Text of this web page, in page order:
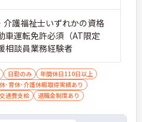
護福祉士いずれかの資格
運転免許必須（AT限定
相談員業務経験者
日勤のみ
年間休日110日以上
･育休･介護休暇取得実績あり
交通費支給 退職金制度あり